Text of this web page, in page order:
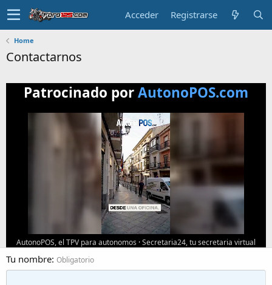
Acceder Registrarse
Home
Contactarnos
Patrocinado porAutonoPOS.com
AutonoPOS, el TPV para autonomos ·Secretaria24, tu secretaria virtual
Tu nombre Obligatorio